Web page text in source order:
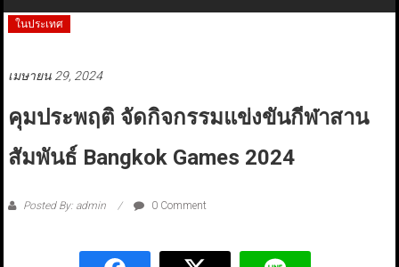
ในประเทศ
เมษายน 29, 2024
คุมประพฤติ จัดกิจกรรมแข่งขันกีฬาสาน
สัมพันธ์ Bangkok Games 2024
Posted By: admin 0 Comment